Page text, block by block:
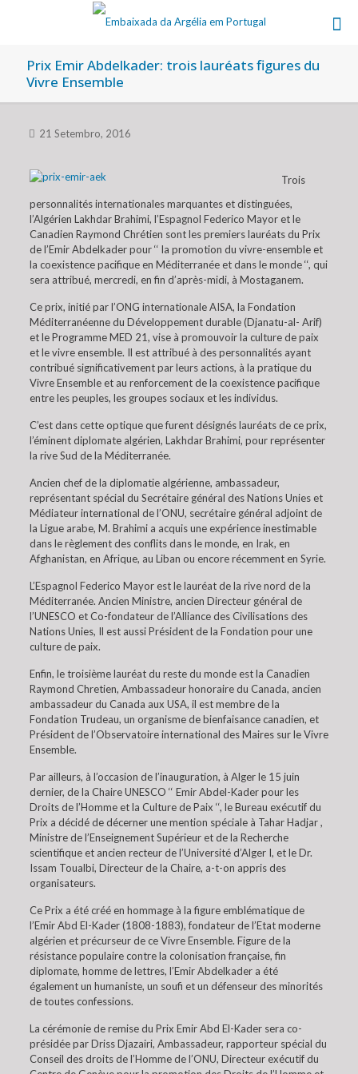
Prix Emir Abdelkader: trois lauréats figures du
Vivre Ensemble
21 Setembro, 2016
Trois
personnalités internationales marquantes et distinguées,
l’Algérien Lakhdar Brahimi, l’Espagnol Federico Mayor et le
Canadien Raymond Chrétien sont les premiers lauréats du Prix
de l’Emir Abdelkader pour ‘‘ la promotion du vivre-ensemble et
la coexistence pacifique en Méditerranée et dans le monde ‘‘, qui
sera attribué, mercredi, en fin d’après-midi, à Mostaganem.
Ce prix, initié par l’ONG internationale AISA, la Fondation
Méditerranéenne du Développement durable (Djanatu-al- Arif)
et le Programme MED 21, vise à promouvoir la culture de paix
et le vivre ensemble. Il est attribué à des personnalités ayant
contribué significativement par leurs actions, à la pratique du
Vivre Ensemble et au renforcement de la coexistence pacifique
entre les peuples, les groupes sociaux et les individus.
C’est dans cette optique que furent désignés lauréats de ce prix,
l’éminent diplomate algérien, Lakhdar Brahimi, pour représenter
la rive Sud de la Méditerranée.
Ancien chef de la diplomatie algérienne, ambassadeur,
représentant spécial du Secrétaire général des Nations Unies et
Médiateur international de l’ONU, secrétaire général adjoint de
la Ligue arabe, M. Brahimi a acquis une expérience inestimable
dans le règlement des conflits dans le monde, en Irak, en
Afghanistan, en Afrique, au Liban ou encore récemment en Syrie.
L’Espagnol Federico Mayor est le lauréat de la rive nord de la
Méditerranée. Ancien Ministre, ancien Directeur général de
l’UNESCO et Co-fondateur de l’Alliance des Civilisations des
Nations Unies, Il est aussi Président de la Fondation pour une
culture de paix.
Enfin, le troisième lauréat du reste du monde est la Canadien
Raymond Chretien, Ambassadeur honoraire du Canada, ancien
ambassadeur du Canada aux USA, il est membre de la
Fondation Trudeau, un organisme de bienfaisance canadien, et
Président de l’Observatoire international des Maires sur le Vivre
Ensemble.
Par ailleurs, à l’occasion de l’inauguration, à Alger le 15 juin
dernier, de la Chaire UNESCO ‘‘ Emir Abdel-Kader pour les
Droits de l’Homme et la Culture de Paix ‘‘, le Bureau exécutif du
Prix a décidé de décerner une mention spéciale à Tahar Hadjar ,
Ministre de l’Enseignement Supérieur et de la Recherche
scientifique et ancien recteur de l’Université d’Alger I, et le Dr.
Issam Toualbi, Directeur de la Chaire, a-t-on appris des
organisateurs.
Ce Prix a été créé en hommage à la figure emblématique de
l’Emir Abd El-Kader (1808-1883), fondateur de l’Etat moderne
algérien et précurseur de ce Vivre Ensemble. Figure de la
résistance populaire contre la colonisation française, fin
diplomate, homme de lettres, l’Emir Abdelkader a été
également un humaniste, un soufi et un défenseur des minorités
de toutes confessions.
La cérémonie de remise du Prix Emir Abd El-Kader sera co-
présidée par Driss Djazairi, Ambassadeur, rapporteur spécial du
Conseil des droits de l’Homme de l’ONU, Directeur exécutif du